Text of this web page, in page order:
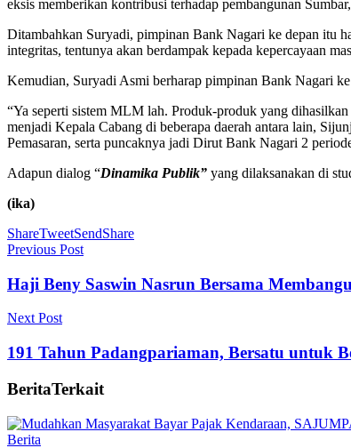
eksis memberikan kontribusi terhadap pembangunan
Ditambahkan Suryadi, pimpinan Bank Nagari ke depan itu
integritas, tentunya akan berdampak kepada kepercayaan
Kemudian, Suryadi Asmi berharap pimpinan Bank Nagari
“Ya seperti sistem MLM lah. Produk-produk yang
menjadi Kepala Cabang di beberapa daerah antara lain,
Pemasaran, serta puncaknya jadi Dirut Bank Nagari 2
Adapun dialog “Dinamika Publik” yang dilaksanakan di
(ika)
ShareTweetSendShare
Previous Post
Haji Beny Saswin Nasrun Bersama
Next Post
191 Tahun Padangpariaman, Bersatu untuk
BeritaTerkait
Berita